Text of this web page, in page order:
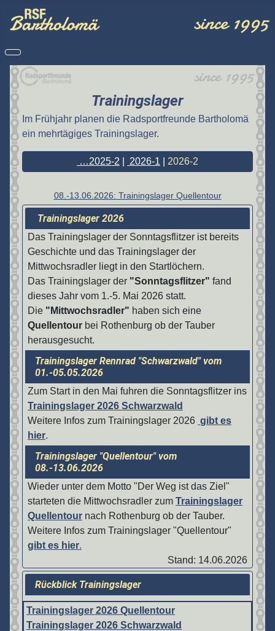
Trainingslager
Im Frühjahr planen die Radsportfreunde Bartholomä
ein mehrtägiges Trainingslager.
…2025-2 2026-1 2026-2
08.-13.06.2026: Trainingslager Quellentour
Trainingslager 2026
Das Trainingslager der Sonntagsflitzer ist bereits
Geschichte und das Trainingslager der
Mittwochsradler liegt in den Startlöchern.
Das Trainingslager der "Sonntagsflitzer" fand
dieses Jahr vom 1.-5. Mai 2026 statt.
Die "Mittwochsradler" haben sich eine
Quellentour bei Rothenburg ob der Tauber
herausgesucht.
Trainingslager Rennrad "Schwarzwald" vom
01.-05.05.2026
Zum Start in den Mai fuhren die Sonntagsflitzer ins
Trainingslager 2026 Schwarzwald
Weitere Infos zum Trainingslager 2026 gibt es
hier.
Trainingslager "Quellentour" vom
08.-13.06.2026
Wieder unter dem Motto "Der Weg ist das Ziel"
starteten die Mittwochsradler zum Trainingslager
Quellentour nach Rothenburg ob der Tauber.
Weitere Infos zum Trainingslager "Quellentour"
gibt es hier.
Stand: 14.06.2026
Rückblick Trainingslager
Trainingslager 2026 Quellentour
Trainingslager 2026 Schwarzwald